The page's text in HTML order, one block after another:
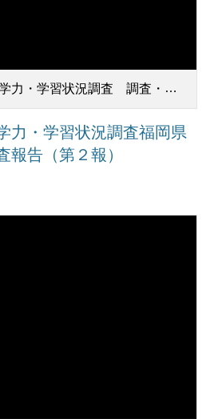
状況調査 調査・分析結果報告書_第２報.pdf
力・学習状況調査福岡県
報告（第２報 ）